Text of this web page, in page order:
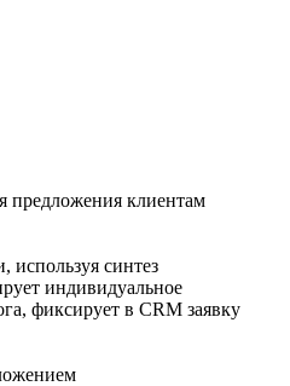
пред­ло­жения клиентам
используя синтез
индивидуальное
фиксирует в CRM заявку